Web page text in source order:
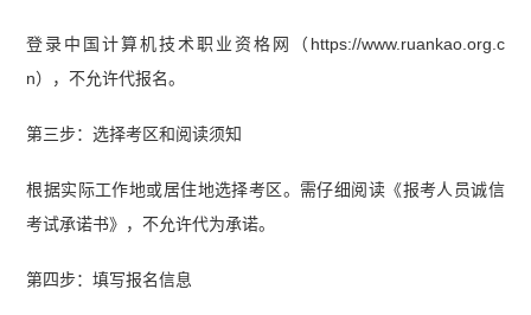
登录中国计算机技术职业资格网（https://www.ruankao.org.c
n），不允许代报名。
第三步：选择考区和阅读须知
根据实际工作地或居住地选择考区。需仔细阅读《报考人员诚信
考试承诺书》，不允许代为承诺。
第四步：填写报名信息